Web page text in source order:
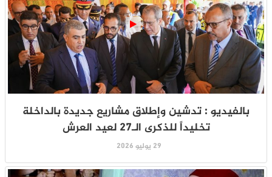
بالفيديو : تدشين وإطلاق مشاريع جديدة بالداخلة
تخليداً للذكرى الـ27 لعيد العرش
29 يوليو 2026